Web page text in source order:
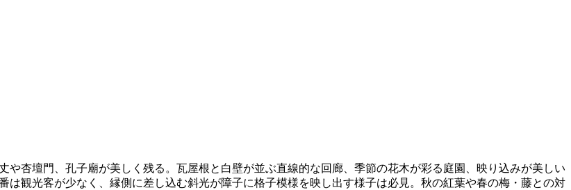
杏壇門、孔子廟が美しく残る。瓦屋根と白壁が並ぶ直線的な回廊、季節の花木が彩る庭園、映り込みが美しい
観光客が少なく、縁側に差し込む斜光が障子に格子模様を映し出す様子は必見。秋の紅葉や春の梅・藤との対